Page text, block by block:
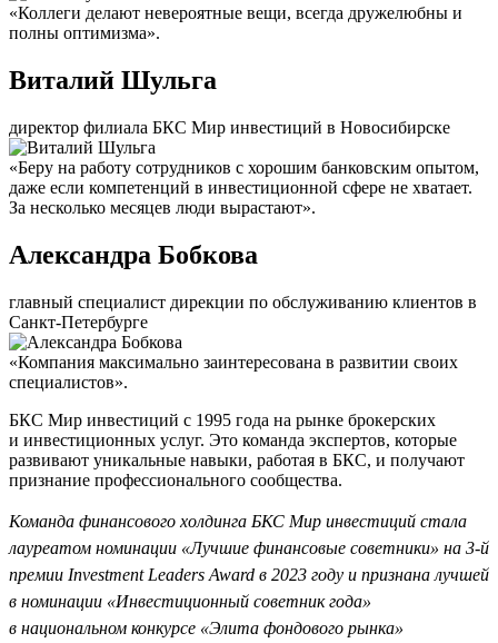
«Коллеги делают невероятные вещи, всегда дружелюбны и
полны оптимизма».
Виталий Шульга
директор филиала БКС Мир инвестиций в Новосибирске
«Беру на работу сотрудников с хорошим банковским опытом,
даже если компетенций в инвестиционной сфере не хватает.
За несколько месяцев люди вырастают».
Александра Бобкова
главный специалист дирекции по обслуживанию клиентов в
Санкт-Петербурге
«Компания максимально заинтересована в развитии своих
специалистов».
БКС Мир инвестиций с 1995 года на рынке брокерских
и инвестиционных услуг. Это команда экспертов, которые
развивают уникальные навыки, работая в БКС, и получают
признание профессионального сообщества.
Команда финансового холдинга БКС Мир инвестиций стала
лауреатом номинации «Лучшие финансовые советники» на 3-й
премии Investment Leaders Award в 2023 году и признана лучшей
в номинации «Инвестиционный советник года»
в национальном конкурсе «Элита фондового рынка»